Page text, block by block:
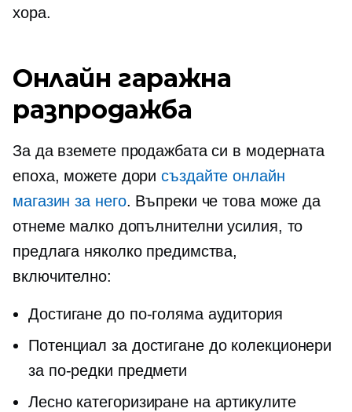
хора.
Онлайн гаражна
разпродажба
За да вземете продажбата си в модерната
епоха, можете дорисъздайте онлайн
магазин за него. Въпреки че това може да
отнеме малко допълнителни усилия, то
предлага няколко предимства,
включително:
Достигане до по-голяма аудитория
Потенциал за достигане до колекционери
за по-редки предмети
Лесно категоризиране на артикулите